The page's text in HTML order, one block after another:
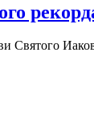
Святого